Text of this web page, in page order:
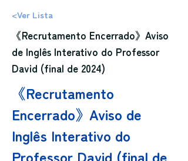
<Ver Lista
《Recrutamento Encerrado》Aviso
de Inglês Interativo do Professor
David (final de 2024)
《Recrutamento
Encerrado》Aviso de
Inglês Interativo do
Professor David (final de